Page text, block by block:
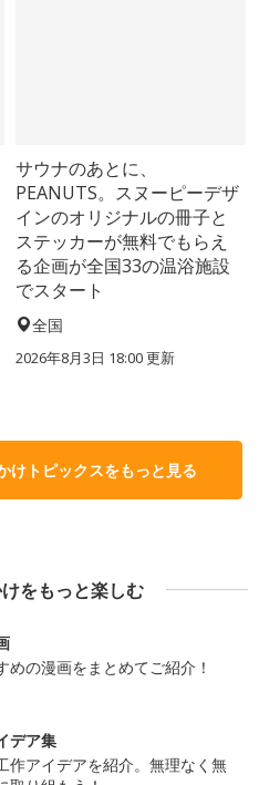
サウナのあとに、
PEANUTS。スヌーピーデザ
インのオリジナルの冊子と
ステッカーが無料でもらえ
る企画が全国33の温浴施設
でスタート
全国
2026年8月3日 18:00更新
けトピックスをもっと見る
をもっと楽しむ
めの漫画をまとめてご紹介！
デア集
作アイデアを紹介。無理なく無